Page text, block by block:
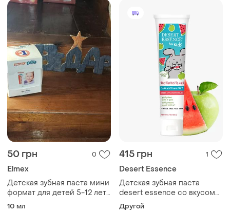
50 грн 0
Elmex
Детская зубная паста мини
формат для детей 5-12 лет
сток!
10 мл
415 грн 1
Desert Essence
Детская зубная паста
desert essence со вкусом
зеленого яблока и арбуза
Другой